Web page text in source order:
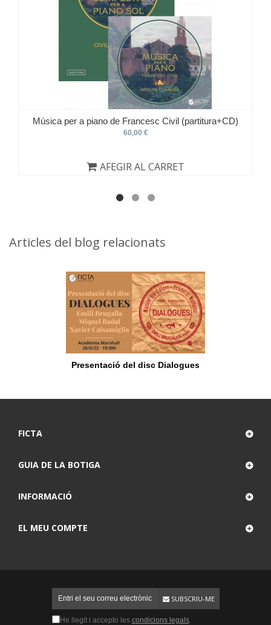
Música per a piano de Francesc Civil (partitura+CD)
60,00 €
AFEGIR AL CARRET
Articles del blog relacionats
Presentació del disc Dialogues
FICTA
GUIA DE LA BOTIGA
INFORMACIÓ
EL MEU COMPTE
SUBSCRIU-ME
He llegit i accepto les condicions legals.